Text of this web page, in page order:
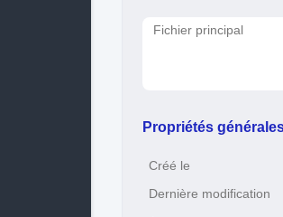
Fichier principal
Propriétés
Créé le
Dernière modification